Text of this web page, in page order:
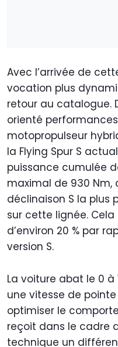
Avec l’arrivée de
vocation plus
retour au catalogue.
orienté
motopropulseur
la Flying Spur S
puissance cumulée
maximal de 930 Nm,
déclinaison S la plus
sur cette lignée.
d’environ 20 % par
version S.
La voiture abat le 0
une vitesse de
optimiser le
reçoit dans le cadre
technique un